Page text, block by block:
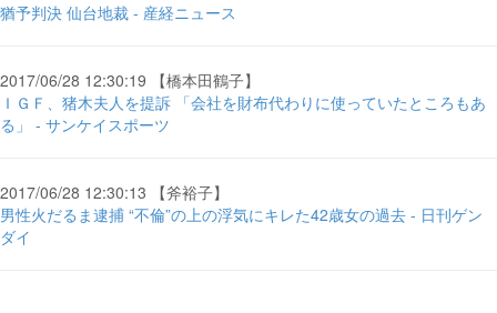
猶予判決 仙台地裁 - 産経ニュース
2017/06/28 12:30:19 【橋本田鶴子】
ＩＧＦ、猪木夫人を提訴 「会社を財布代わりに使っていたところもあ
る」 - サンケイスポーツ
2017/06/28 12:30:13 【斧裕子】
男性火だるま逮捕 “不倫”の上の浮気にキレた42歳女の過去 - 日刊ゲン
ダイ